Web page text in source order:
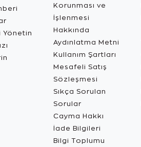
Yönetin
Korunması ve
İşlenmesi
Hakkında
Aydınlatma Metni
Kullanım Şartları
Mesafeli Satış
Sözleşmesi
Sıkça Sorulan
Sorular
Cayma Hakkı
İade Bilgileri
Bilgi Toplumu